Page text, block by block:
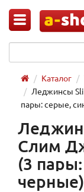
Каталог
Леджинсы
пары: серые,
Слим
(3
черные)